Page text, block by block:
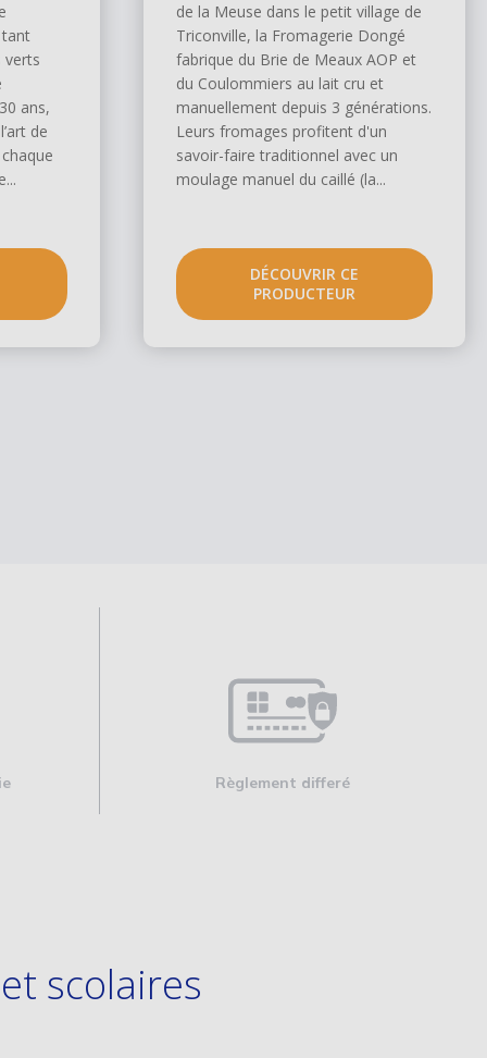
verts
ans,
de
de la Meuse dans le petit village de
Triconville, la Fromagerie Dongé
fabrique du Brie de Meaux AOP et
du Coulommiers au lait cru et
manuellement depuis 3 générations.
Leurs fromages profitent d'un
savoir-faire traditionnel avec un
moulage manuel du caillé (la...
DÉCOUVRIR CE
PRODUCTEUR
Règlement differé
scolaires